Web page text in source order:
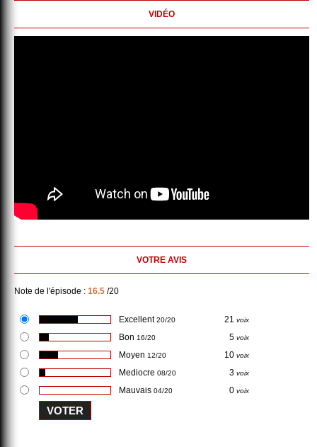
VIDÉO
VOTRE AVIS
Note de l'épisode : 16.5 /20
Excellent20/20 21 voix
Bon 16/20 5 voix
Moyen 12/20 10 voix
Mediocre 08/20 3 voix
Mauvais 04/20 0 voix